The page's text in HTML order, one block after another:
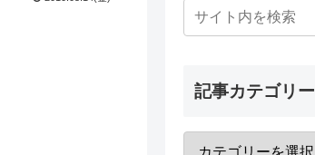
記事カテゴリー